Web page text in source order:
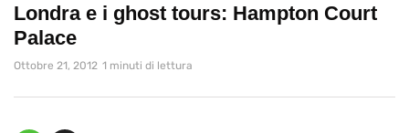
Londra e i ghost tours: Hampton Court
Palace
Ottobre 21, 2012 1 minuti di lettura